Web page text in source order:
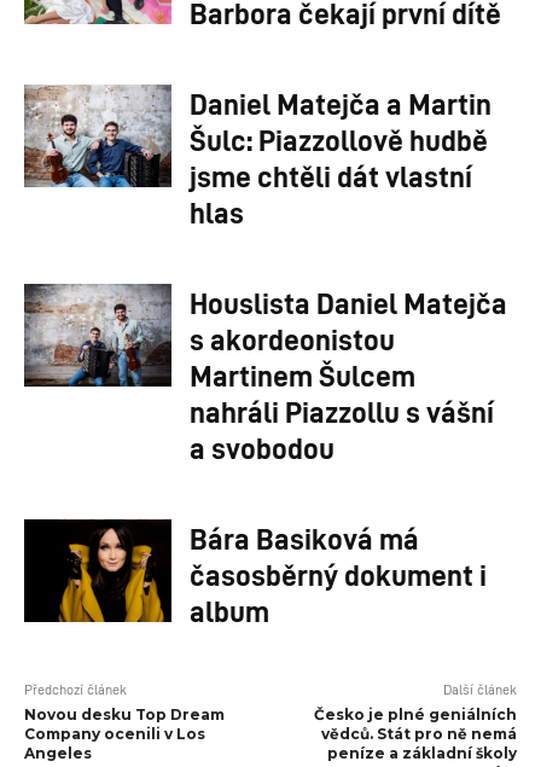
Barbora čekají první dítě
Daniel Matejča a Martin
Šulc: Piazzollově hudbě
jsme chtěli dát vlastní
hlas
Houslista Daniel Matejča
s akordeonistou
Martinem Šulcem
nahráli Piazzollu s vášní
a svobodou
Bára Basiková má
časosběrný dokument i
album
Předchozí článek
Novou desku Top Dream
Company ocenili v Los
Angeles
Další článek
Česko je plné geniálních
vědců. Stát pro ně nemá
peníze a základní školy